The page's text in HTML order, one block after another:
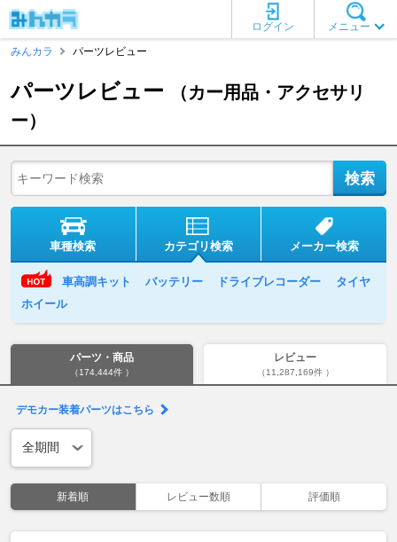
メニュー
ログイン
みんカラ
パーツレビュー
パーツレビュー
（カー用品・アクセサリ
ー）
車種検索 カテゴリ検索 メーカー検索
車高調キット バッテリー ドライブレコーダー
タイヤ
ホイール
パーツ・商品
（174,444件 ）
レビュー
（11,287,169件 ）
デモカー装着パーツはこちら
新着順 レビュー数順 評価順